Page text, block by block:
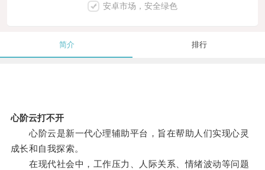
安卓市场，安全绿色
简介 排行
心阶云打不开
心阶云是新一代心理辅助平台，旨在帮助人们实现心灵
成长和自我探索。
在现代社会中，工作压力、人际关系、情绪波动等问题